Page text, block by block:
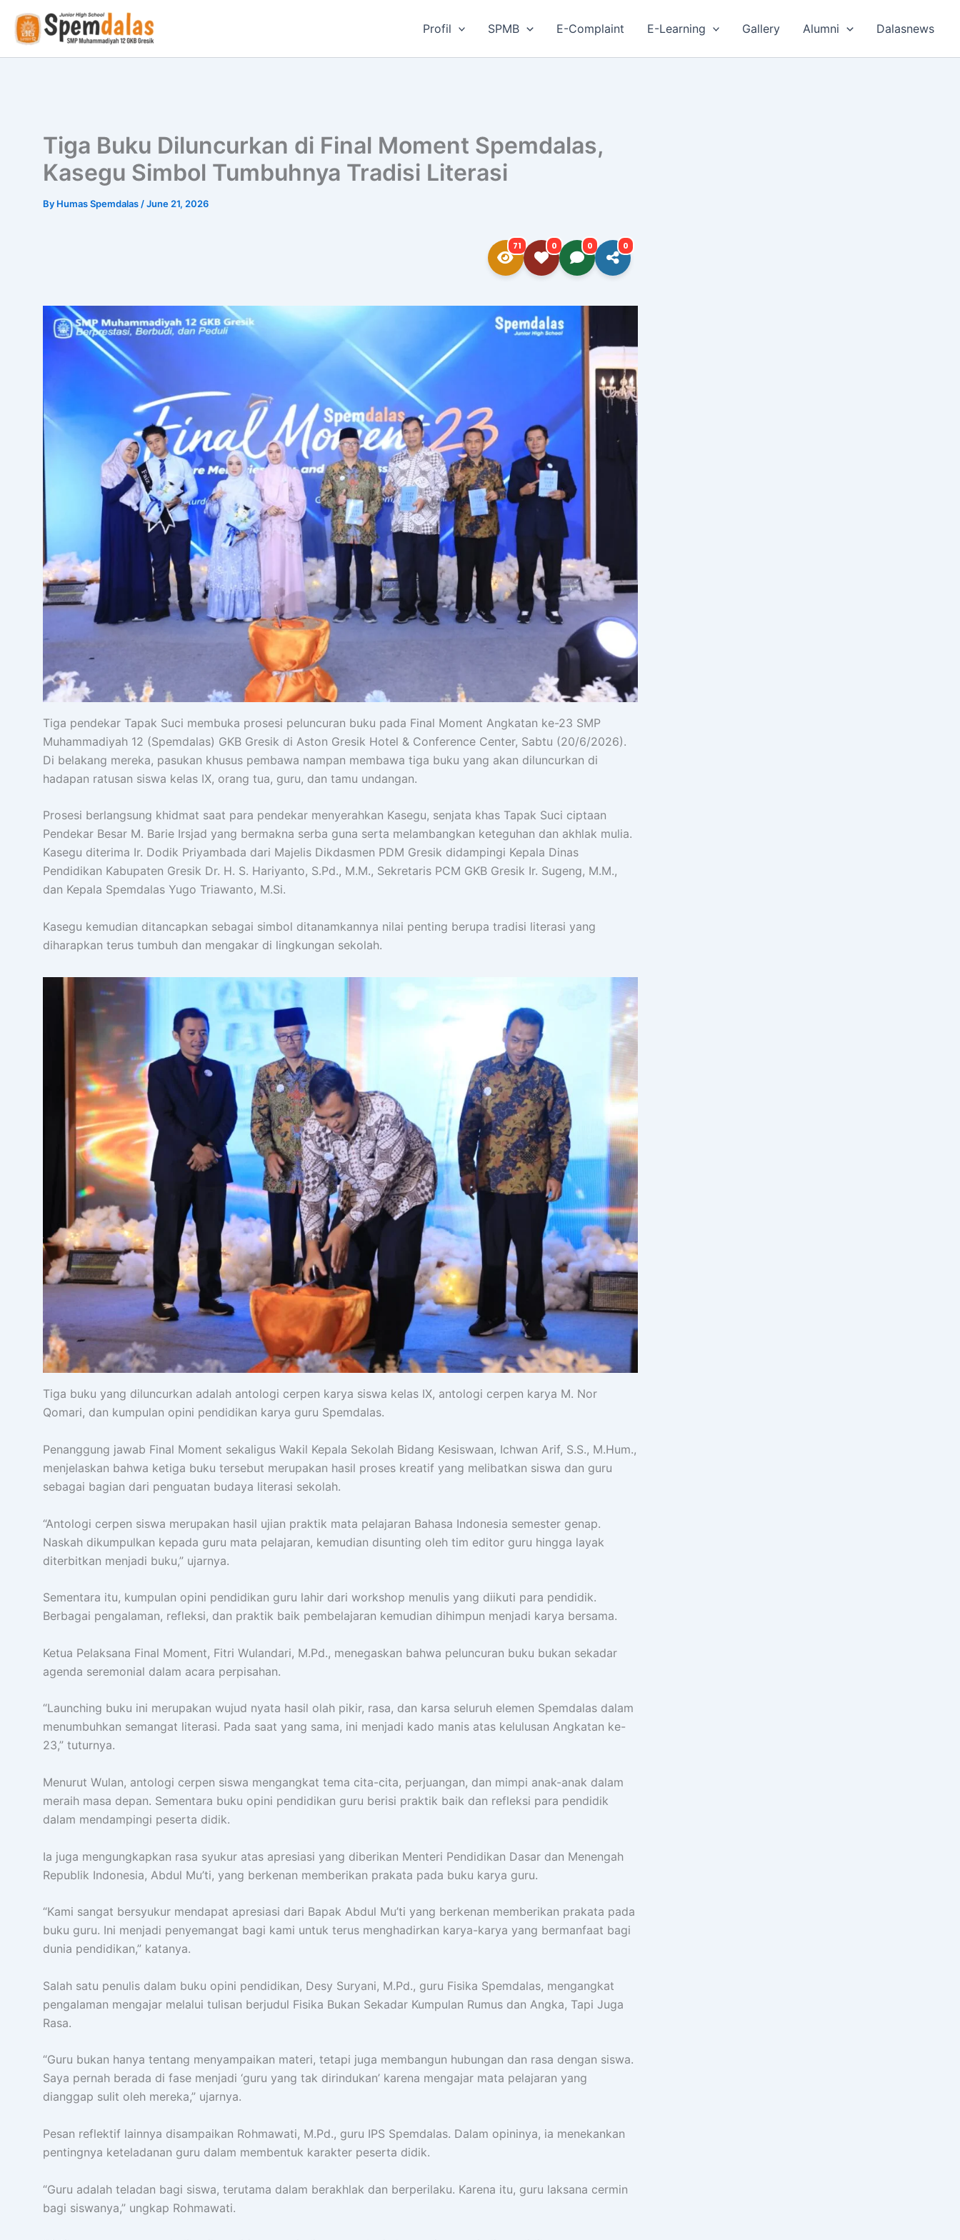
content
Profil SPMB E-Complaint E-Learning Gallery Alumni Dalasnews
Tiga Buku Diluncurkan di Final Moment Spemdalas,
Kasegu Simbol Tumbuhnya Tradisi Literasi
By Humas Spemdalas /June 21, 2026
71 0 0 0
Tiga pendekar Tapak Suci membuka prosesi peluncuran buku pada Final Moment Angkatan ke-23 SMP
Muhammadiyah 12 (Spemdalas) GKB Gresik di Aston Gresik Hotel & Conference Center, Sabtu (20/6/2026).
Di belakang mereka, pasukan khusus pembawa nampan membawa tiga buku yang akan diluncurkan di
hadapan ratusan siswa kelas IX, orang tua, guru, dan tamu undangan.
Prosesi berlangsung khidmat saat para pendekar menyerahkan Kasegu, senjata khas Tapak Suci ciptaan
Pendekar Besar M. Barie Irsjad yang bermakna serba guna serta melambangkan keteguhan dan akhlak mulia.
Kasegu diterima Ir. Dodik Priyambada dari Majelis Dikdasmen PDM Gresik didampingi Kepala Dinas
Pendidikan Kabupaten Gresik Dr. H. S. Hariyanto, S.Pd., M.M., Sekretaris PCM GKB Gresik Ir. Sugeng, M.M.,
dan Kepala Spemdalas Yugo Triawanto, M.Si.
Kasegu kemudian ditancapkan sebagai simbol ditanamkannya nilai penting berupa tradisi literasi yang
diharapkan terus tumbuh dan mengakar di lingkungan sekolah.
Tiga buku yang diluncurkan adalah antologi cerpen karya siswa kelas IX, antologi cerpen karya M. Nor
Qomari, dan kumpulan opini pendidikan karya guru Spemdalas.
Penanggung jawab Final Moment sekaligus Wakil Kepala Sekolah Bidang Kesiswaan, Ichwan Arif, S.S., M.Hum.,
menjelaskan bahwa ketiga buku tersebut merupakan hasil proses kreatif yang melibatkan siswa dan guru
sebagai bagian dari penguatan budaya literasi sekolah.
“Antologi cerpen siswa merupakan hasil ujian praktik mata pelajaran Bahasa Indonesia semester genap.
Naskah dikumpulkan kepada guru mata pelajaran, kemudian disunting oleh tim editor guru hingga layak
diterbitkan menjadi buku,” ujarnya.
Sementara itu, kumpulan opini pendidikan guru lahir dari workshop menulis yang diikuti para pendidik.
Berbagai pengalaman, refleksi, dan praktik baik pembelajaran kemudian dihimpun menjadi karya bersama.
Ketua Pelaksana Final Moment, Fitri Wulandari, M.Pd., menegaskan bahwa peluncuran buku bukan sekadar
agenda seremonial dalam acara perpisahan.
“Launching buku ini merupakan wujud nyata hasil olah pikir, rasa, dan karsa seluruh elemen Spemdalas dalam
menumbuhkan semangat literasi. Pada saat yang sama, ini menjadi kado manis atas kelulusan Angkatan ke-
23,” tuturnya.
Menurut Wulan, antologi cerpen siswa mengangkat tema cita-cita, perjuangan, dan mimpi anak-anak dalam
meraih masa depan. Sementara buku opini pendidikan guru berisi praktik baik dan refleksi para pendidik
dalam mendampingi peserta didik.
Ia juga mengungkapkan rasa syukur atas apresiasi yang diberikan Menteri Pendidikan Dasar dan Menengah
Republik Indonesia, Abdul Mu’ti, yang berkenan memberikan prakata pada buku karya guru.
“Kami sangat bersyukur mendapat apresiasi dari Bapak Abdul Mu’ti yang berkenan memberikan prakata pada
buku guru. Ini menjadi penyemangat bagi kami untuk terus menghadirkan karya-karya yang bermanfaat bagi
dunia pendidikan,” katanya.
Salah satu penulis dalam buku opini pendidikan, Desy Suryani, M.Pd., guru Fisika Spemdalas, mengangkat
pengalaman mengajar melalui tulisan berjudul Fisika Bukan Sekadar Kumpulan Rumus dan Angka, Tapi Juga
Rasa.
“Guru bukan hanya tentang menyampaikan materi, tetapi juga membangun hubungan dan rasa dengan siswa.
Saya pernah berada di fase menjadi ‘guru yang tak dirindukan’ karena mengajar mata pelajaran yang
dianggap sulit oleh mereka,” ujarnya.
Pesan reflektif lainnya disampaikan Rohmawati, M.Pd., guru IPS Spemdalas. Dalam opininya, ia menekankan
pentingnya keteladanan guru dalam membentuk karakter peserta didik.
“Guru adalah teladan bagi siswa, terutama dalam berakhlak dan berperilaku. Karena itu, guru laksana cermin
bagi siswanya,” ungkap Rohmawati.